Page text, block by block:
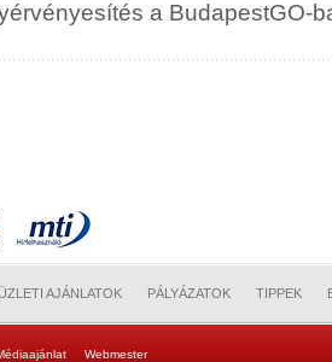
a BudapestGO-
ÜZLETI AJÁNLATOK PÁLYÁZATOK TIPPEK
Webmester